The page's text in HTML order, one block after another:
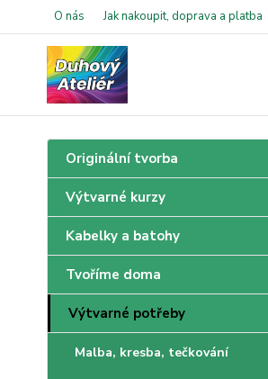
O nás Jak nakoupit, doprava a platba
Originální tvorba
Výtvarné kurzy
Kabelky a batohy
Tvoříme doma
Výtvarné potřeby
Malba, kresba, tečkování